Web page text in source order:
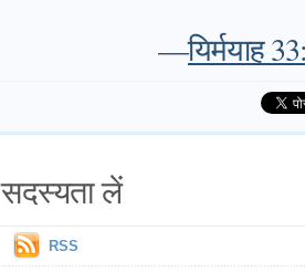
—यिर्मयाह
सदस्यता लें
RSS